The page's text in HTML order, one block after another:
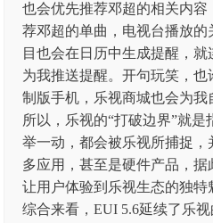
也会优先推荐邓超的相关内容
荐邓超的单曲，电视台播放
目也会在日历中生成提醒，
为我推送提醒。开句玩笑，
制版手机，乐视商城也会为我
所以，乐视的“打破边界”就
举一动，都会被乐视所捕捉
多应用，甚至是硬件产品，据
让用户体验到乐视生态的独特
综合来看，EUI 5.6延续了乐